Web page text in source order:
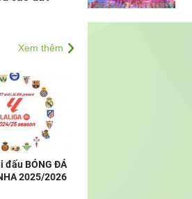
Xem thêm
đấu BÓNG ĐÁ
2025/2026